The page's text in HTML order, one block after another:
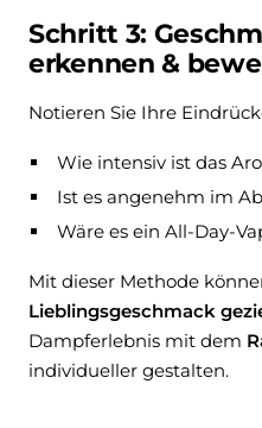
Schritt 3:
erkennen &
Notieren Sie Ihre
Wie intensiv ist das
Ist es angenehm im
Wäre es ein All-Day-
Mit dieser Methode
Lieblingsgeschmack
Dampferlebnis mit dem
individueller gestalten.